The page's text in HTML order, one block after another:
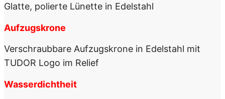
Glatte, polierte Lünette in Edelstahl
Aufzugskrone
Verschraubbare Aufzugskrone in Edelstahl mit
TUDOR Logo im Relief
Wasserdichtheit